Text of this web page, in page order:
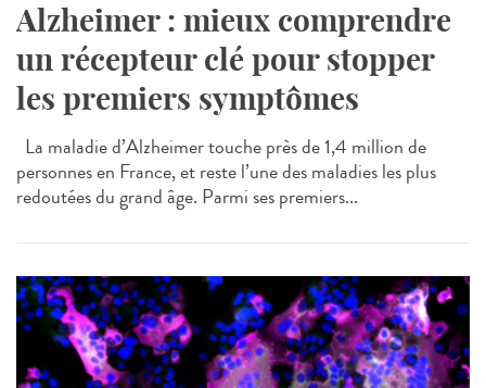
Alzheimer : mieux comprendre
un récepteur clé pour stopper
les premiers symptômes
La maladie d’Alzheimer touche près de 1,4 million de
personnes en France, et reste l’une des maladies les plus
redoutées du grand âge. Parmi ses premiers...